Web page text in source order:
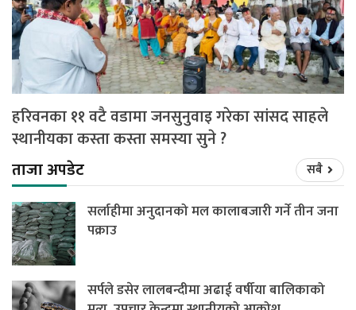
हरिवनका ११ वटै वडामा जनसुनुवाइ गरेका सांसद साहले
स्थानीयका कस्ता कस्ता समस्या सुने ?
ताजा अपडेट
सबै
सर्लाहीमा अनुदानको मल कालाबजारी गर्ने तीन जना
पक्राउ
सर्पले डसेर लालबन्दीमा अढाई वर्षीया बालिकाको